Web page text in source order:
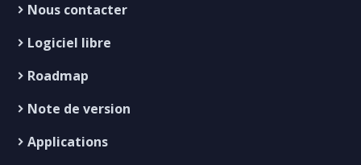
Nous contacter
Logiciel libre
Roadmap
Note de version
Applications